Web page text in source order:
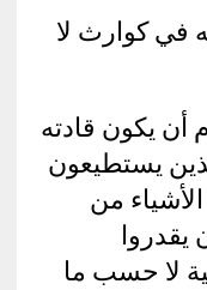
في كوارث لا
أن يكون قادته
يستطيعون
من
لا حسب ما